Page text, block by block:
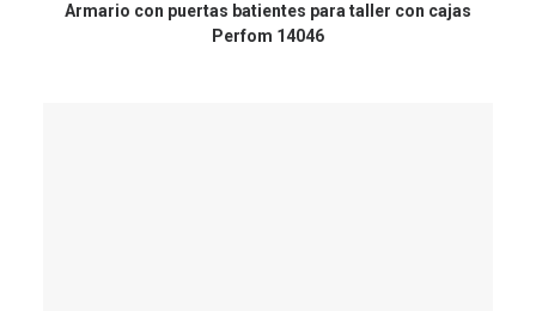
Armario con puertas batientes para taller con cajas
Perfom 14046